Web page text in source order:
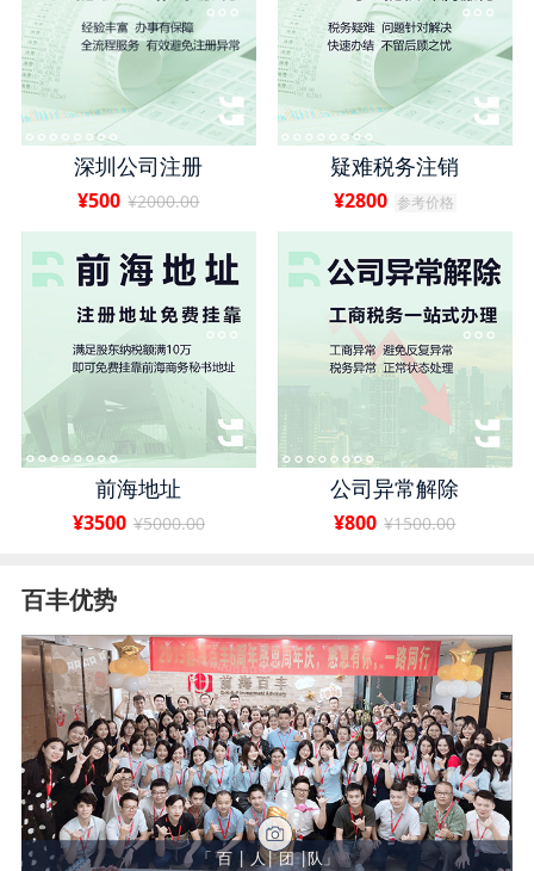
深圳公司注册
¥500 ¥2000.00
疑难税务注销
¥2800 参考价格
前海地址
¥3500 ¥5000.00
公司异常解除
¥800 ¥1500.00
百丰优势
「 百 | 人| 团 |队」